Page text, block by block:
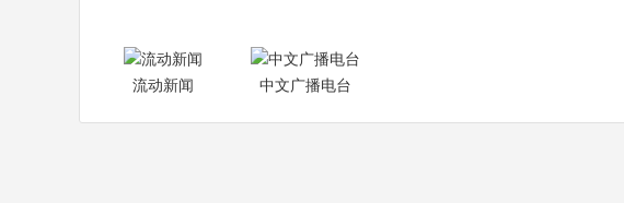
流动新闻 中文广播电台